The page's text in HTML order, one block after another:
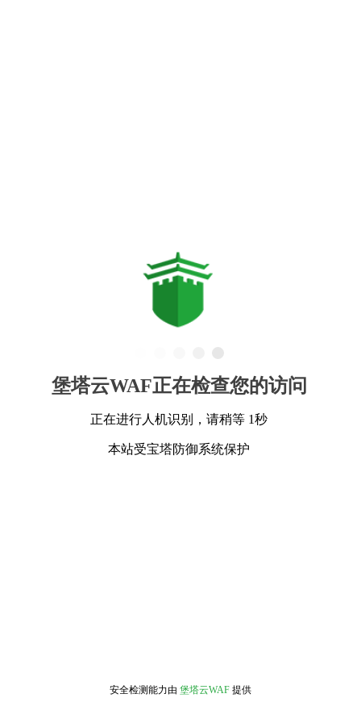
堡塔云WAF正在检查您的访问
正在进行人机识别，请稍等 1秒
本站受宝塔防御系统保护
安全检测能力由 堡塔云WAF 提供